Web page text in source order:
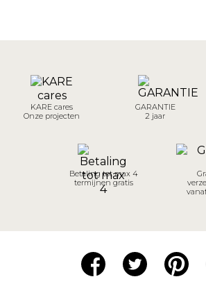
KARE cares
Onze projecten
GARANTIE
2 jaar
Betaling tot max 4
termijnen gratis